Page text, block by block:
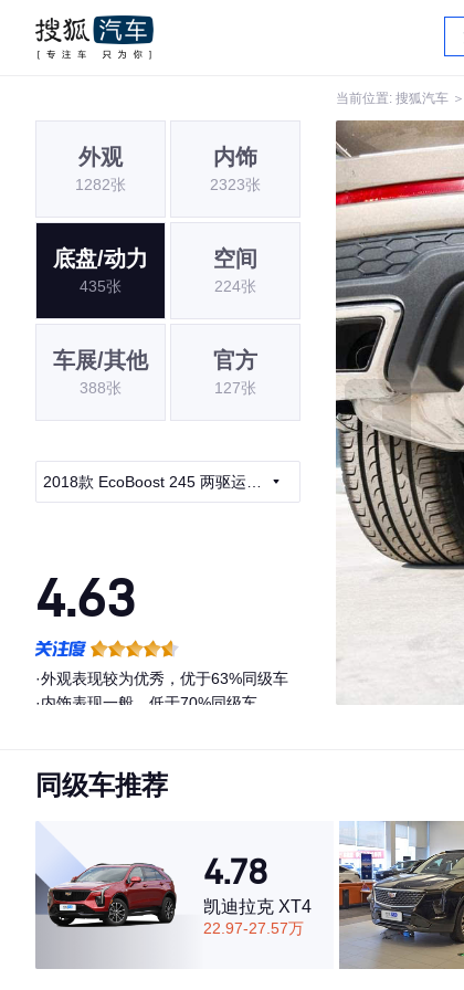
当前位置: 搜狐汽车 ＞
外观
1282张
内饰
2323张
底盘/动力
435张
空间
224张
车展/其他
388张
官方
127张
2018款 EcoBoost 245 两驱运动
4.63
·外观表现较为优秀，优于63%同级车
·内饰表现一般，低于70%同级车
同级车推荐
4.78
凯迪拉克 XT4
22.97-27.57万